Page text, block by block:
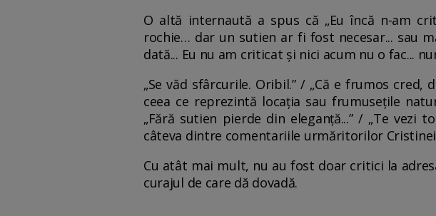
O altă internaută a spus că „Eu încă n-am
rochie… dar un sutien ar fi fost necesar... sau
dată... Eu nu am criticat și nici acum nu o fac...
„Se văd sfârcurile. Oribil.” / „Că e frumos
ceea ce reprezintă locația sau frumusețile
„Fără sutien pierde din eleganță...” / „Te
câteva dintre comentariile urmăritorilor
Cu atât mai mult, nu au fost doar critici la
curajul de care dă dovadă.